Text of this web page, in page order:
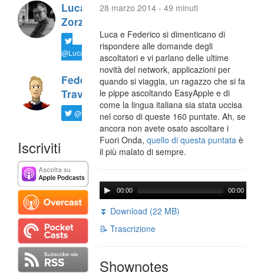
Luca
Zorzi
@LucaTNT
Federico
Travaini
@ftrava
Iscriviti
28 marzo 2014 - 49 minuti
Luca e Federico si dimenticano di
rispondere alle domande degli
ascoltatori e vi parlano delle ultime
novità del network, applicazioni per
quando si viaggia, un ragazzo che si fa
le pippe ascoltando EasyApple e di
come la lingua italiana sia stata uccisa
nel corso di queste 160 puntate. Ah, se
ancora non avete osato ascoltare i
Fuori Onda,quello di questa puntata è
il più malato di sempre.
00:00 00:00
⏬ Download (22 MB)
📝 Trascrizione
Shownotes